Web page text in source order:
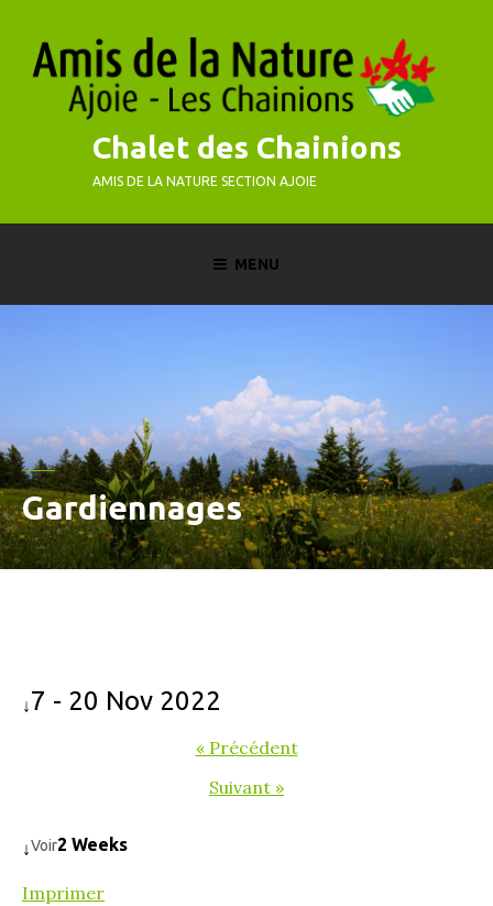
content
Chalet des Chainions
AMIS DE LA NATURE SECTION AJOIE
MENU
Gardiennages
↓7 - 20 Nov 2022
« Précédent
Suivant »
↓Voir2 Weeks
Imprimer